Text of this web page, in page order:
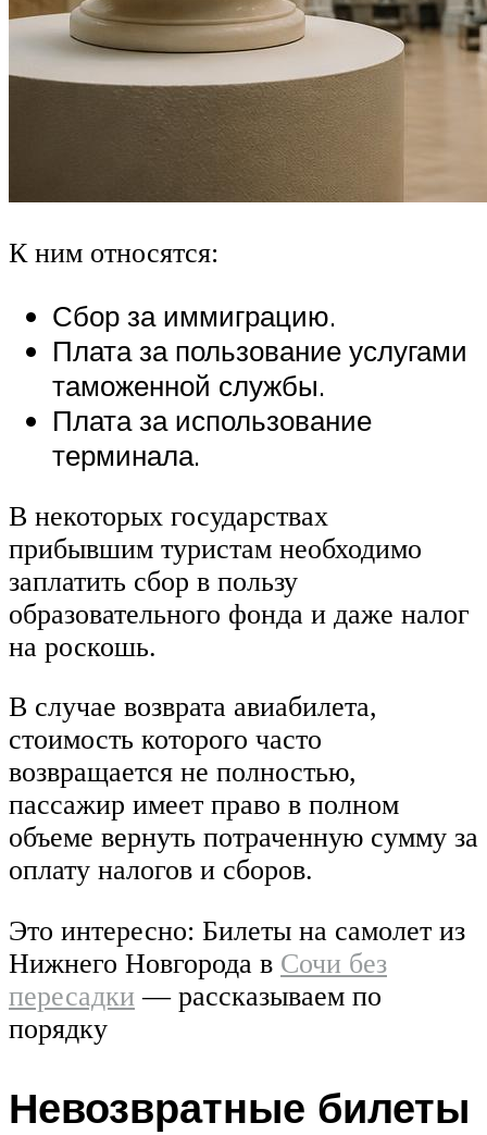
К ним относятся:
Сбор за иммиграцию.
Плата за пользование услугами
таможенной службы.
Плата за использование
терминала.
В некоторых государствах
прибывшим туристам необходимо
заплатить сбор в пользу
образовательного фонда и даже налог
на роскошь.
В случае возврата авиабилета,
стоимость которого часто
возвращается не полностью,
пассажир имеет право в полном
объеме вернуть потраченную сумму за
оплату налогов и сборов.
Это интересно: Билеты на самолет из
Нижнего Новгорода в Сочи без
пересадки — рассказываем по
порядку
Невозвратные билеты